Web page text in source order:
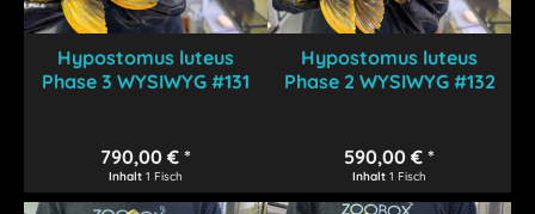
Hypostomus luteus
Phase 3 WYSIWYG #131
790,00 € *
Inhalt1 Fisch
Hypostomus luteus
Phase 2 WYSIWYG #132
590,00 € *
Inhalt1 Fisch